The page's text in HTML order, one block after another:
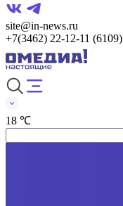
site@in-news.ru
+7(3462) 22-12-11 (6109)
18 ℃